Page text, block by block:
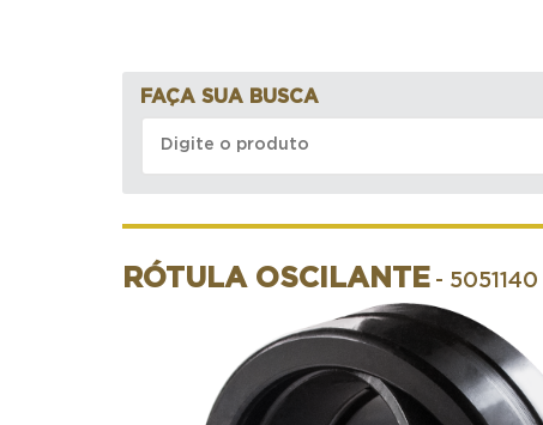
FAÇA SUA BUSCA
RÓTULA OSCILANTE - 5051140